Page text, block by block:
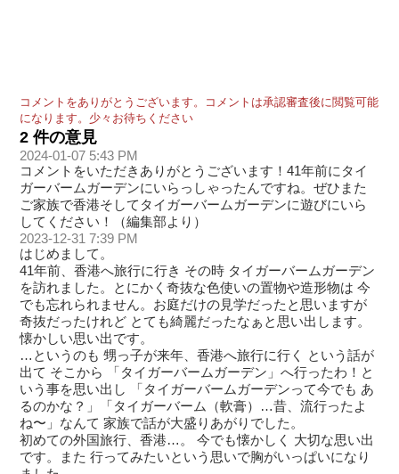
コメントをありがとうございます。コメントは承認審査後に閲覧可能
になります。少々お待ちください
2 件の意見
2024-01-07 5:43 PM
コメントをいただきありがとうございます！41年前にタイ
ガーバームガーデンにいらっしゃったんですね。ぜひまた
ご家族で香港そしてタイガーバームガーデンに遊びにいら
してください！（編集部より）
2023-12-31 7:39 PM
はじめまして。
41年前、香港へ旅行に行き その時 タイガーバームガーデン
を訪れました。とにかく奇抜な色使いの置物や造形物は 今
でも忘れられません。お庭だけの見学だったと思いますが
奇抜だったけれど とても綺麗だったなぁと思い出します。
懐かしい思い出です。
…というのも 甥っ子が来年、香港へ旅行に行く という話が
出て そこから 「タイガーバームガーデン」へ行ったわ！と
いう事を思い出し 「タイガーバームガーデンって今でも あ
るのかな？」「タイガーバーム（軟膏）…昔、流行ったよ
ね〜」なんて 家族で話が大盛りあがりでした。
初めての外国旅行、香港…。 今でも懐かしく 大切な思い出
です。また 行ってみたいという思いで胸がいっぱいになり